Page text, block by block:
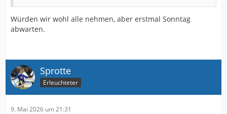
Würden wir wohl alle nehmen, aber erstmal Sonntag
abwarten.
Sprotte
Erleuchteter
9. Mai 2026 um 21:31